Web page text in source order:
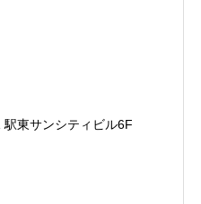
東サンシティビル6F